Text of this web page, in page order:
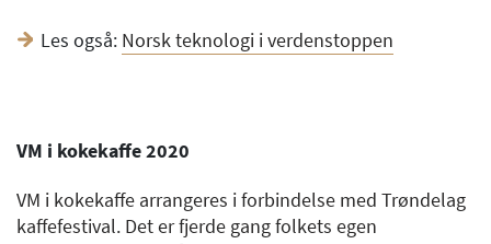
Les også: Norsk teknologi i verdenstoppen
VM i kokekaffe 2020
VM i kokekaffe arrangeres i forbindelse med Trøndelag
kaffefestival. Det er fjerde gang folkets egen